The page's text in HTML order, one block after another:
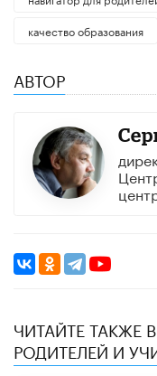
качество образования
АВТОР
ЧИТАЙТЕ ТАКЖЕ
РОДИТЕЛЕЙ И